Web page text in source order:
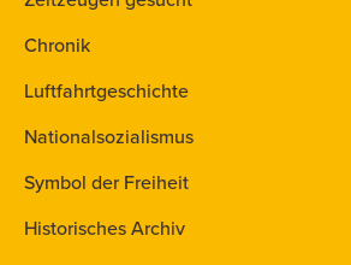
Chronik
Luftfahrtgeschichte
Nationalsozialismus
Symbol der Freiheit
Historisches Archiv